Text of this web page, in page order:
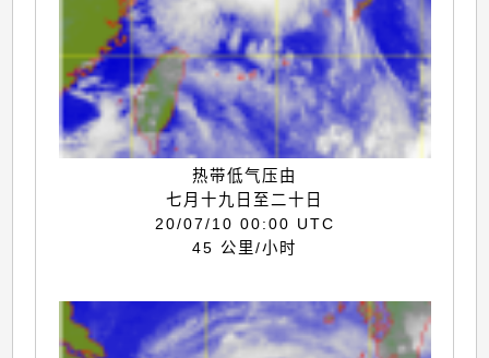
热带低气压由
七月十九日至二十日
20/07/10 00:00 UTC
45 公里/小时